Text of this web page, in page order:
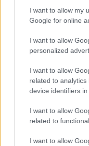
I want to allow my
Google for online
I want to allow
personalized
I want to allow
related to
device identifiers in
I want to allow
related to
I want to allow
che non avesse
Tortora e che a
dimostrazione che
compattezza e di
ragionevole dubbio”.
La magistratura
crisma